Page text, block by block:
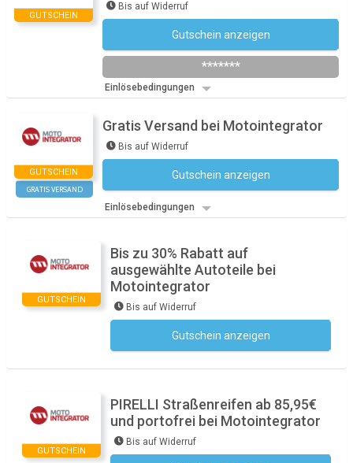
GUTSCHEIN
Bis auf Widerruf
Gutschein anzeigen
*******
Einlösebedingungen
GUTSCHEIN
GRATIS VERSAND
Gratis Versand bei Motointegrator
Bis auf Widerruf
Gutschein anzeigen
Einlösebedingungen
GUTSCHEIN
Bis zu 30% Rabatt auf
ausgewählte Autoteile bei
Motointegrator
Bis auf Widerruf
Gutschein anzeigen
GUTSCHEIN
PIRELLI Straßenreifen ab 85,95€
und portofrei bei Motointegrator
Bis auf Widerruf